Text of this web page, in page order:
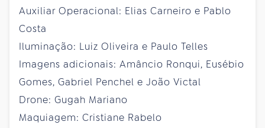
Auxiliar Operacional: Elias Carneiro e Pablo
Costa
Iluminação: Luiz Oliveira e Paulo Telles
Imagens adicionais: Amâncio Ronqui, Eusébio
Gomes, Gabriel Penchel e João Victal
Drone: Gugah Mariano
Maquiagem: Cristiane Rabelo